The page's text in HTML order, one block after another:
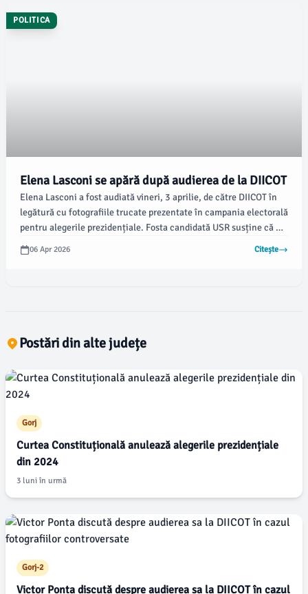
POLITICA
Elena Lasconi se apără după audierea de la DIICOT
Elena Lasconi a fost audiată vineri, 3 aprilie, de către DIICOT în
legătură cu fotografiile trucate prezentate în campania electorală
pentru alegerile prezidențiale. Fosta candidată USR susține că nu
a avut nimic de câștigat din publicarea acestor imagini, conform
declarațiilor sale pentru Cotidianul.
06 Apr 2026 Citește
Postări din alte județe
Gorj
Curtea Constituțională anulează alegerile prezidențiale
din 2024
3 luni în urmă
Gorj-2
Victor Ponta discută despre audierea sa la DIICOT în cazul